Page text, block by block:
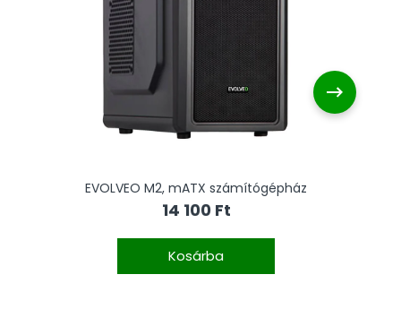
EVOLVEO M2, mATX számítógépház
14 100 Ft
Kosárba